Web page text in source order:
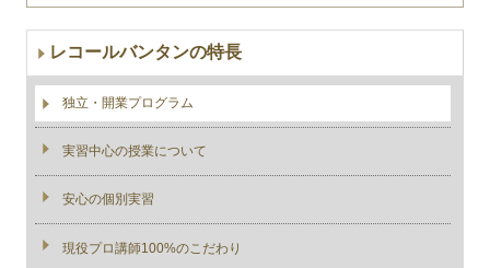
レコールバンタンの特長
独立・開業プログラム
実習中心の授業について
安心の個別実習
現役プロ講師100%のこだわり